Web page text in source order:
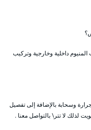
داخلية وخارجية وتركيب
جرارة وسحابة بالإضافة إلى تفصيل
لذلك لا تتر\ بالتواصل معنا .